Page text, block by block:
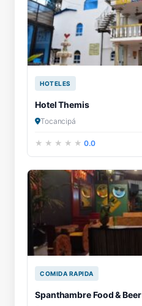
HOTELES
Hotel Themis
Tocancipá
0.0
COMIDA RAPIDA
Spanthambre Food & Beer